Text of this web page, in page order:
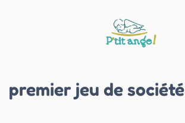
premier jeu de société